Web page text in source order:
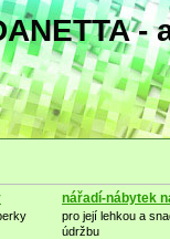
-
nářadí-nábytek
zahradu
pro její lehkou a
údržbu